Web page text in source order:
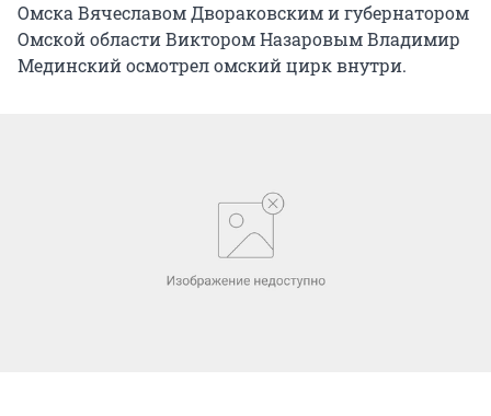
Омска Вячеславом Двораковским и губернатором
Омской области Виктором Назаровым Владимир
Мединский осмотрел омский цирк внутри.